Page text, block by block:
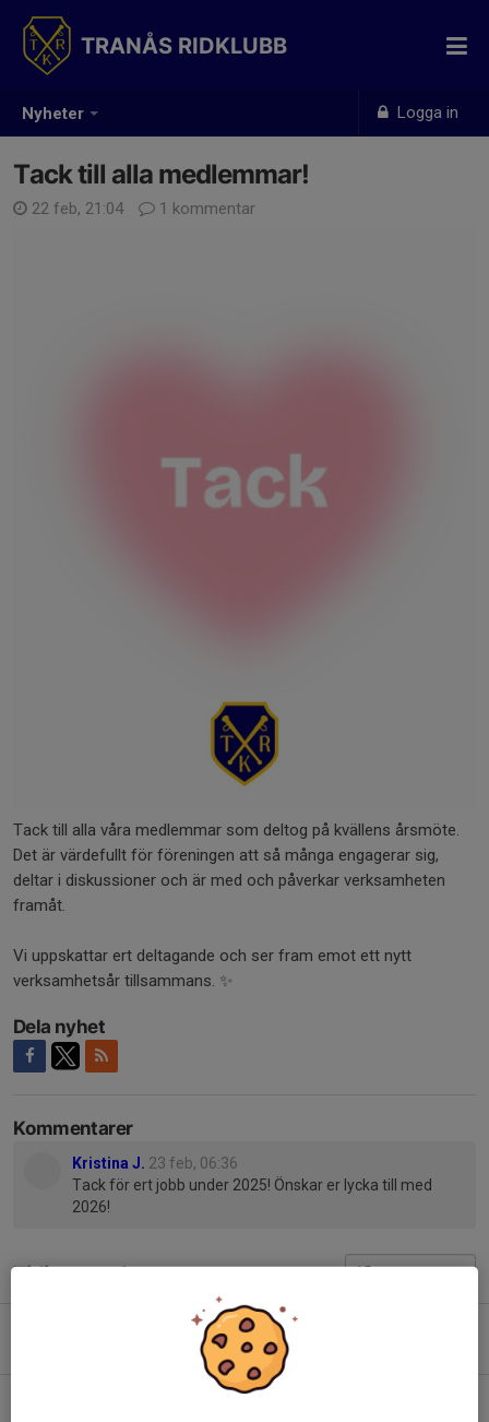
Nyheter Logga in
TRANÅS RIDKLUBB
Tack till alla medlemmar!
22 feb, 21:04 1 kommentar
Tack till alla våra medlemmar som deltog på kvällens årsmöte.
Det är värdefullt för föreningen att så många engagerar sig,
deltar i diskussioner och är med och påverkar verksamheten
framåt.
Vi uppskattar ert deltagande och ser fram emot ett nytt
verksamhetsår tillsammans. ✨
Dela nyhet
Kommentarer
Kristina J. 23 feb, 06:36
Tack för ert jobb under 2025! Önskar er lycka till med
2026!
Tidigare nyheter
Halva potten cruising special
0